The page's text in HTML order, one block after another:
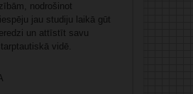
nodrošinot
jau studiju laikā gūt
un attīstīt savu
vidē.